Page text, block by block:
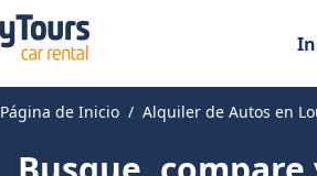
Página de Inicio Alquiler de Autos en